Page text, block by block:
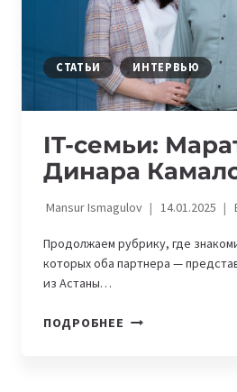
СТАТЬИ ИНТЕРВЬЮ
IT-семьи:
Динара
Mansur Ismagulov 14.01.2025
Продолжаем рубрику, где
которых оба партнера —
из Астаны…
ПОДРОБНЕЕ IT-